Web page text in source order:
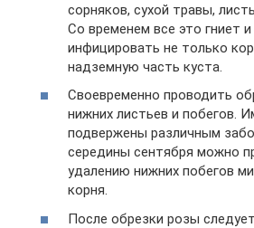
сорняков, сухой травы,
Со временем все это гниет
инфицировать не только
надземную часть куста.
Своевременно проводить
нижних листьев и побегов.
подвержены различным
середины сентября можно
удалению нижних побегов
корня.
После обрезки розы